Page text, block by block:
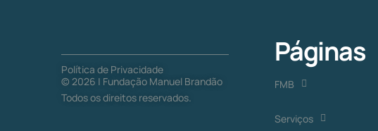
Política de Privacidade
© 2026 | Fundação Manuel Brandão
Todos os direitos reservados.
Páginas
FMB
Serviços